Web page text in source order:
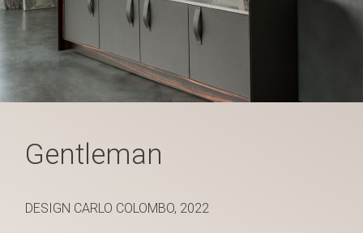
Gentleman
DESIGN CARLO COLOMBO, 2022